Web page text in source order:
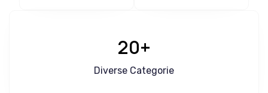
20+
Diverse Categorie